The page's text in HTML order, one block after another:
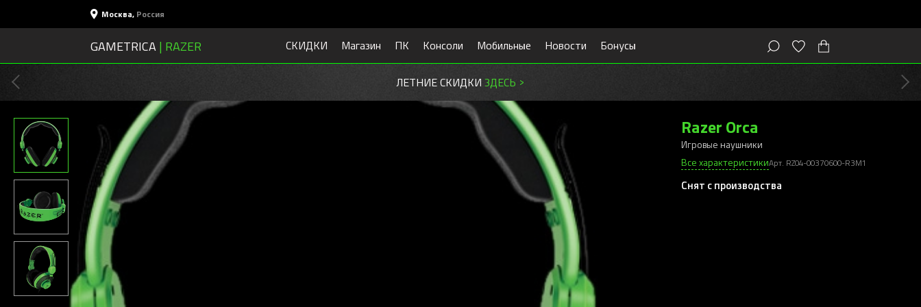
Москва, Россия
GAMETRICA | RAZER СКИДКИ Магазин ПК Консоли Мобильные Новости Бонусы
ЛЕТНИЕ СКИДКИ ЗДЕСЬ >
Razer Orca
Игровые наушники
Все характеристикиАрт. RZ04-00370600-R3M1
Снят с производства